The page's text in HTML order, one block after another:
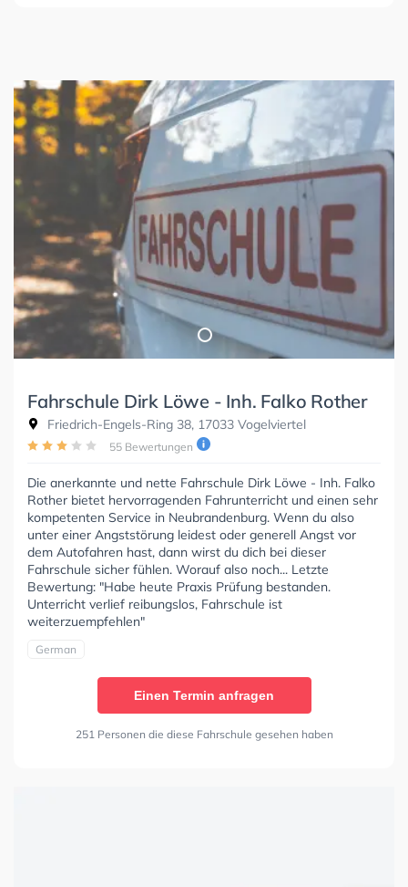
Fahrschule Dirk Löwe - Inh. Falko Rother
Friedrich-Engels-Ring 38, 17033 Vogelviertel
55 Bewertungen
Die anerkannte und nette Fahrschule Dirk Löwe - Inh. Falko
Rother bietet hervorragenden Fahrunterricht und einen sehr
kompetenten Service in Neubrandenburg. Wenn du also
unter einer Angststörung leidest oder generell Angst vor
dem Autofahren hast, dann wirst du dich bei dieser
Fahrschule sicher fühlen. Worauf also noch... Letzte
Bewertung: "Habe heute Praxis Prüfung bestanden.
Unterricht verlief reibungslos, Fahrschule ist
weiterzuempfehlen"
German
Einen Termin anfragen
251 Personen die diese Fahrschule gesehen haben